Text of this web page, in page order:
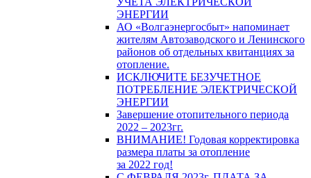
ЭНЕРГИИ
АО «Волгаэнергосбыт» напоминает
жителям Автозаводского и Ленинского
районов об отдельных квитанциях за
отопление.
ИСКЛЮЧИТЕ БЕЗУЧЕТНОЕ
ПОТРЕБЛЕНИЕ ЭЛЕКТРИЧЕСКОЙ
ЭНЕРГИИ
Завершение отопительного периода
2022 – 2023гг.
ВНИМАНИЕ! Годовая корректировка
размера платы за отопление
за 2022 год!